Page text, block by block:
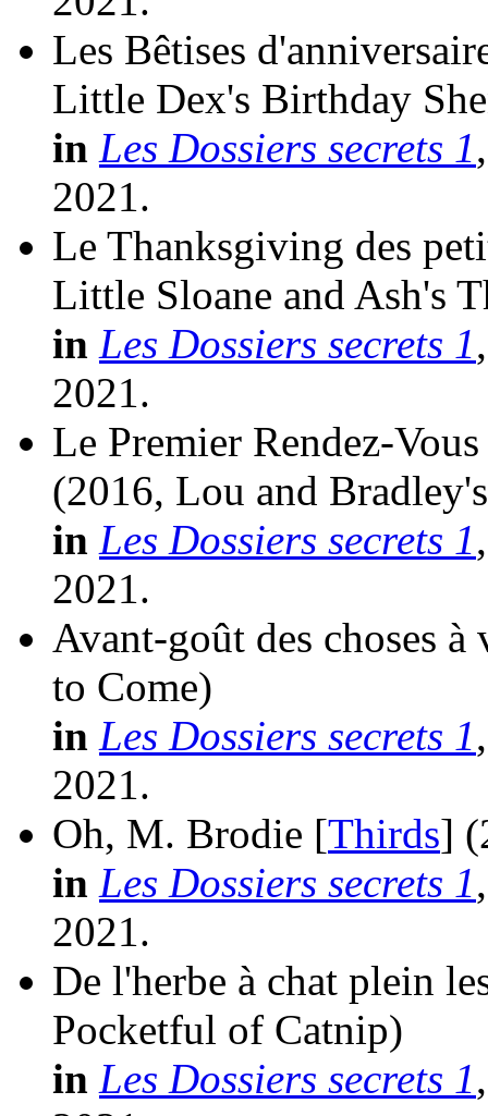
Les Bêtises
Little Dex's Birthday
in Les Dossiers secrets 1
2021.
Le Thanksgiving des
Little Sloane and Ash's
in Les Dossiers secrets 1
2021.
Le Premier Rendez-
(2016, Lou and
in Les Dossiers secrets 1
2021.
Avant-goût des choses à
to Come)
in Les Dossiers secrets 1
2021.
Oh, M. Brodie [Thirds]
in Les Dossiers secrets 1
2021.
De l'herbe à chat plein
Pocketful of Catnip)
in Les Dossiers secrets 1